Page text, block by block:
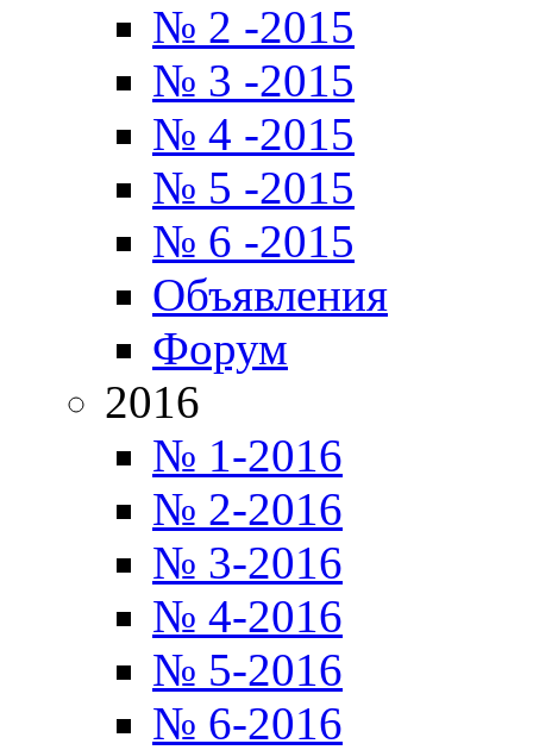
№ 2 -2015
№ 3 -2015
№ 4 -2015
№ 5 -2015
№ 6 -2015
Объявления
Форум
2016
№ 1-2016
№ 2-2016
№ 3-2016
№ 4-2016
№ 5-2016
№ 6-2016